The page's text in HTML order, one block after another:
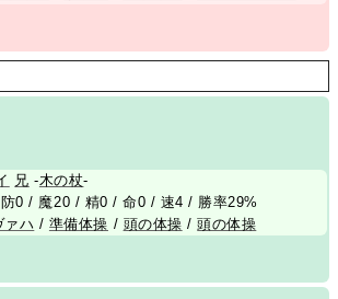
兄 -木の杖-
0 / 魔20 / 精0 / 命0 / 速4 / 勝率29%
ァハ / 準備体操 / 頭の体操 /頭の体操